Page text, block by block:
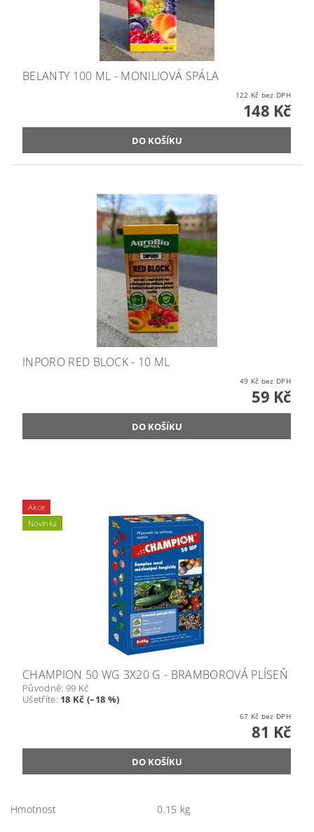
BELANTY 100 ML - MONILIOVÁ SPÁLA
122 Kč bez DPH
148 Kč
INPORO RED BLOCK - 10 ML
49 Kč bez DPH
59 Kč
Akce
Novinka
CHAMPION 50 WG 3X20 G - BRAMBOROVÁ PLÍSEŇ
Původně: 99 Kč
Ušetříte: 18 Kč (–18 %)
67 Kč bez DPH
81 Kč
Hmotnost 0.15 kg